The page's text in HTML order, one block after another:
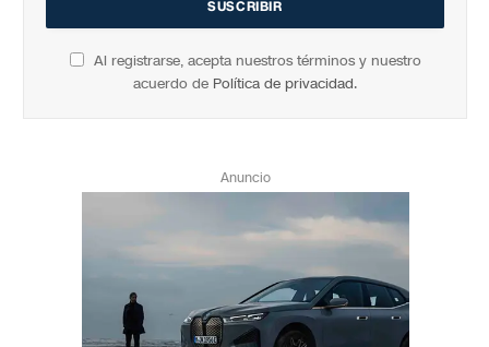
Al registrarse, acepta nuestros términos y nuestro
acuerdo de Política de privacidad.
Anuncio